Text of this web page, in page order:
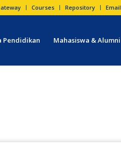
Courses Repository Email
Pendidikan Mahasiswa & Alumni